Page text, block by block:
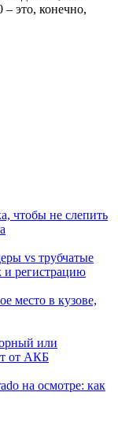
это, конечно,
чтобы не слепить
vs трубчатые
регистрацию
место в кузове,
или
от АКБ
на осмотре: как